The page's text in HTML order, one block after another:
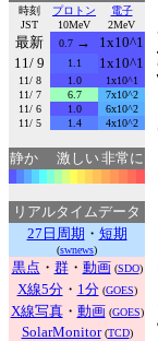
時刻
JST
プロトン
10MeV
電子
2MeV
最新 0.7→
1x10^1
11/ 9
1.1 1x10^1
11/ 8 1.0
1x10^1
11/ 7
6.7
7x10^2
11/ 6
1.0
6x10^2
11/ 5
1.4 4x10^2
静か 激しい非常に
リアルタイムデータ
27日周期 ・ 短期
(swnews)
黒点 ・ 群・ 動画 (SDO)
X線5分・ 1分(GOES)
X線写真・ 動画 (GOES)
SolarMonitor(TCD)